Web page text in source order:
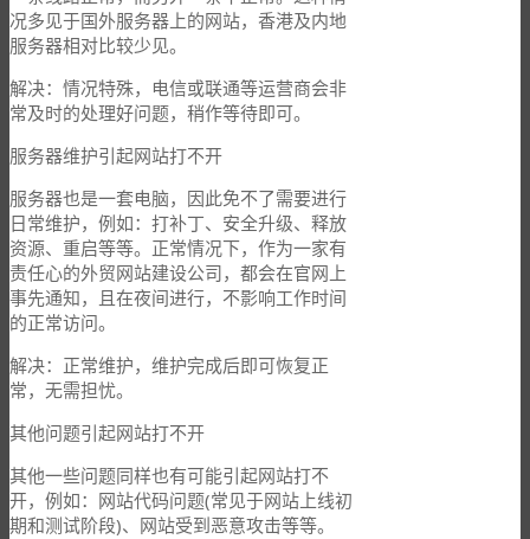
况多见于国外服务器上的网站，香港及内地
服务器相对比较少见。
解决：情况特殊，电信或联通等运营商会非
常及时的处理好问题，稍作等待即可。
服务器维护引起网站打不开
服务器也是一套电脑，因此免不了需要进行
日常维护，例如：打补丁、安全升级、释放
资源、重启等等。正常情况下，作为一家有
责任心的外贸网站建设公司，都会在官网上
事先通知，且在夜间进行，不影响工作时间
的正常访问。
解决：正常维护，维护完成后即可恢复正
常，无需担忧。
其他问题引起网站打不开
其他一些问题同样也有可能引起网站打不
开，例如：网站代码问题(常见于网站上线初
期和测试阶段)、网站受到恶意攻击等等。